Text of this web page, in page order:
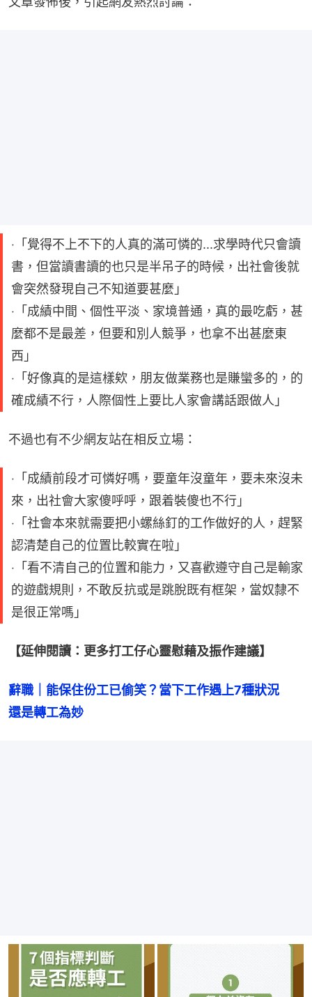
‧「覺得不上不下的人真的滿可憐的...求學時代只會讀
書，但當讀書讀的也只是半吊子的時候，出社會後就
會突然發現自己不知道要甚麼」
‧「成績中間、個性平淡、家境普通，真的最吃虧，甚
麼都不是最差，但要和別人競爭，也拿不出甚麼東
西」
‧「好像真的是這樣欸，朋友做業務也是賺蠻多的，的
確成績不行，人際個性上要比人家會講話跟做人」
不過也有不少網友站在相反立場：
‧「成績前段才可憐好嗎，要童年沒童年，要未來沒未
來，出社會大家傻呼呼，跟着裝傻也不行」
‧「社會本來就需要把小螺絲釘的工作做好的人，趕緊
認清楚自己的位置比較實在啦」
‧「看不清自己的位置和能力，又喜歡遵守自己是輸家
的遊戲規則，不敢反抗或是跳脫既有框架，當奴隸不
是很正常嗎」
【延伸閱讀：更多打工仔心靈慰藉及振作建議】
辭職｜能保住份工已偷笑？當下工作遇上7種狀況
還是轉工為妙